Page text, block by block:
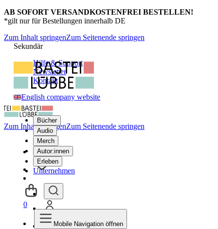
AB SOFORT VERSANDKOSTENFREI BESTELLEN!
*gilt nur für Bestellungen innerhalb DE
Zum Inhalt springenZum Seitenende springen
Sekundär
Hilfe & Support
Newsletter
Kontakt
English company website
Bücher
Audio
Merch
Autor:innen
Erleben
Unternehmen
Zum Inhalt springenZum Seitenende springen
0
Mobile Navigation öffnen